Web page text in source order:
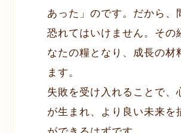
あった」のです。だから、
恐れてはいけません。その
なたの糧となり、成長の材
ます。
失敗を受け入れることで、
が生まれ、より良い未来を